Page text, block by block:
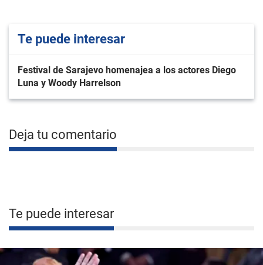
Te puede interesar
Festival de Sarajevo homenajea a los actores Diego
Luna y Woody Harrelson
Deja tu comentario
Te puede interesar